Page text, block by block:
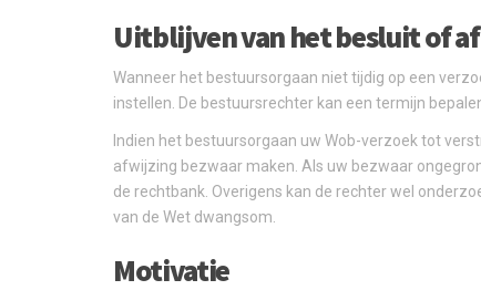
Uitblijven van het besluit of
Wanneer het bestuursorgaan niet tijdig op een
instellen. De bestuursrechter kan een termijn
Indien het bestuursorgaan uw Wob-verzoek tot
afwijzing bezwaar maken. Als uw bezwaar
de rechtbank. Overigens kan de rechter wel
van de Wet dwangsom.
Motivatie